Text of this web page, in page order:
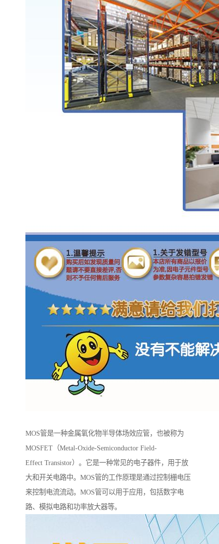
MOS管是一种金属氧化物半导体场效应管，也被称为
MOSFET（Metal-Oxide-Semiconductor Field-
Effect Transistor）。它是一种常见的电子器件，用于放
大和开关电路中。MOS管的工作原理是通过控制栅电压
来控制电流流动。MOS管可以用于应用，包括数字电
路、模拟电路和功率放大器等。